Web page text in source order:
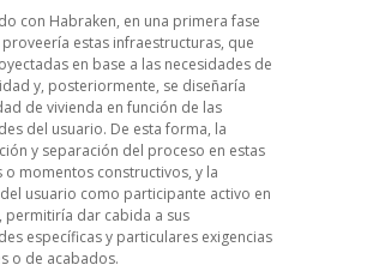
con Habraken, en una primera fase
proveería estas infraestructuras, que
en base a las necesidades de
y, posteriormente, se diseñaría
de vivienda en función de las
del usuario. De esta forma, la
y separación del proceso en estas
o momentos constructivos, y la
usuario como participante activo en
permitiría dar cabida a sus
específicas y particulares exigencias
o de acabados.